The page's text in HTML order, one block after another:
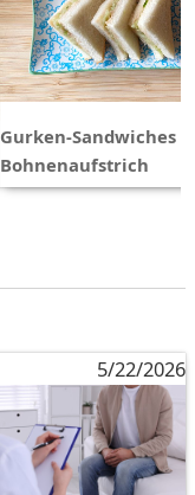
Gurken-Sandwiches
Bohnenaufstrich
5/22/2026